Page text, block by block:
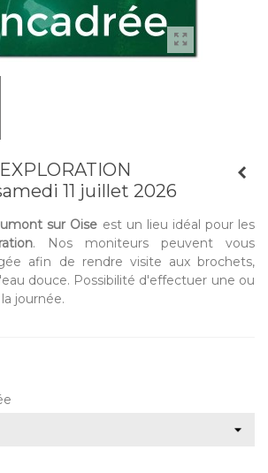
11 juillet 2026
sur Oise est un lieu idéal pour les
. Nos moniteurs peuvent vous
afin de rendre visite aux brochets,
douce. Possibilité d'effectuer une ou
journée.